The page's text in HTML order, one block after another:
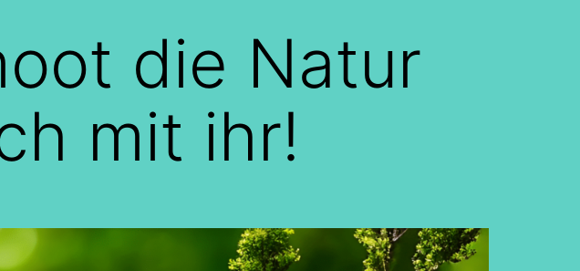
die Natur
mit ihr!